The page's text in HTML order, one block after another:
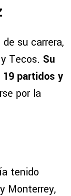
su carrera,
Tecos. Su
19 partidos y
por la
tenido
Monterrey,